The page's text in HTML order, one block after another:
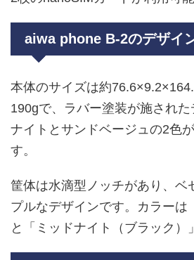
aiwa phone B-2のデザイ
本体のサイズは約
190gで、ラバー塗装が施され
ナイトとサンドベージュの2色
す。
筐体は水滴型ノッチがあり、ベ
プルなデザインです。カラーは
と「ミッドナイト（ブラック）